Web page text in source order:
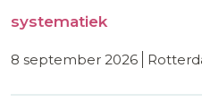
systematiek
8 september 2026